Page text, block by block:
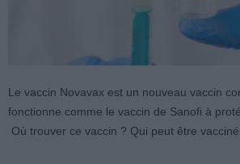
Le vaccin Novavax est un nouveau vaccin
fonctionne comme le vaccin de Sanofi à
Où trouver ce vaccin ? Qui peut être